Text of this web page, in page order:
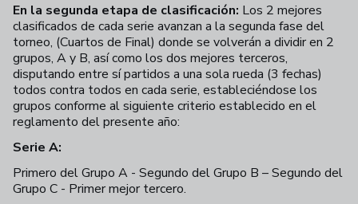
En la segunda etapa de clasificación: Los 2 mejores
clasificados de cada serie avanzan a la segunda fase del
torneo, (Cuartos de Final) donde se volverán a dividir en 2
grupos, A y B, así como los dos mejores terceros,
disputando entre sí partidos a una sola rueda (3 fechas)
todos contra todos en cada serie, estableciéndose los
grupos conforme al siguiente criterio establecido en el
reglamento del presente año:
Serie A:
Primero del Grupo A - Segundo del Grupo B – Segundo del
Grupo C - Primer mejor tercero.